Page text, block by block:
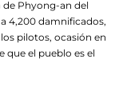
de Phyong-an del
4,200 damnificados,
pilotos, ocasión en
que el pueblo es el